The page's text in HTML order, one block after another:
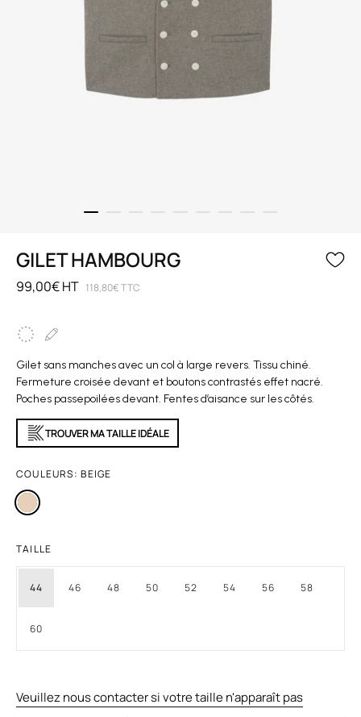
GILET HAMBOURG
99,00€ HT 118,80€ TTC
Gilet sans manches avec un col à large revers. Tissu chiné.
Fermeture croisée devant et boutons contrastés effet nacré.
Poches passepoilées devant. Fentes d’aisance sur les côtés.
TROUVER MA TAILLE IDÉALE
COULEURS: BEIGE
TAILLE
44 46 48 50 52 54 56 58
60
Veuillez nous contacter si votre taille n'apparaît pas